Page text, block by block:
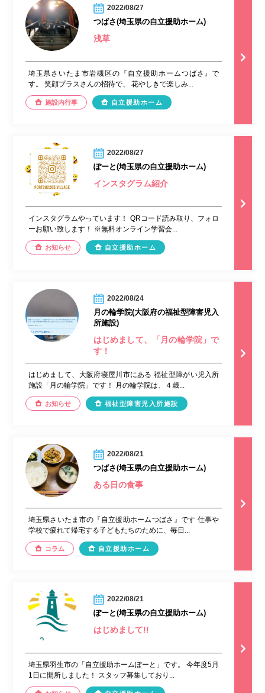
2022/08/27
つばさ(埼玉県の自立援助ホーム)
浅草
埼玉県さいたま市岩槻区の『自立援助ホームつばさ』で
す。 笑顔プラスさんの招待で、 花やしきで楽しみ...
施設内行事 自立援助ホーム
2022/08/27
ぽーと(埼玉県の自立援助ホーム)
インスタグラム紹介
インスタグラムやっています！ QRコード読み取り、フォロ
ーお願い致します！ ※無料オンライン学習会...
お知らせ 自立援助ホーム
2022/08/24
月の輪学院(大阪府の福祉型障害児入
所施設)
はじめまして、「月の輪学院」で
す！
はじめまして、大阪府寝屋川市にある 福祉型障がい児入所
施設「月の輪学院」です！ 月の輪学院は、４歳...
お知らせ 福祉型障害児入所施設
2022/08/21
つばさ(埼玉県の自立援助ホーム)
ある日の食事
埼玉県さいたま市の『自立援助ホームつばさ』です 仕事や
学校で疲れて帰宅する子どもたちのために、毎日...
コラム 自立援助ホーム
2022/08/21
ぽーと(埼玉県の自立援助ホーム)
はじめまして!!
埼玉県羽生市の「自立援助ホームぽーと」です。 今年度5月
1日に開所しました！ スタッフ募集しており...